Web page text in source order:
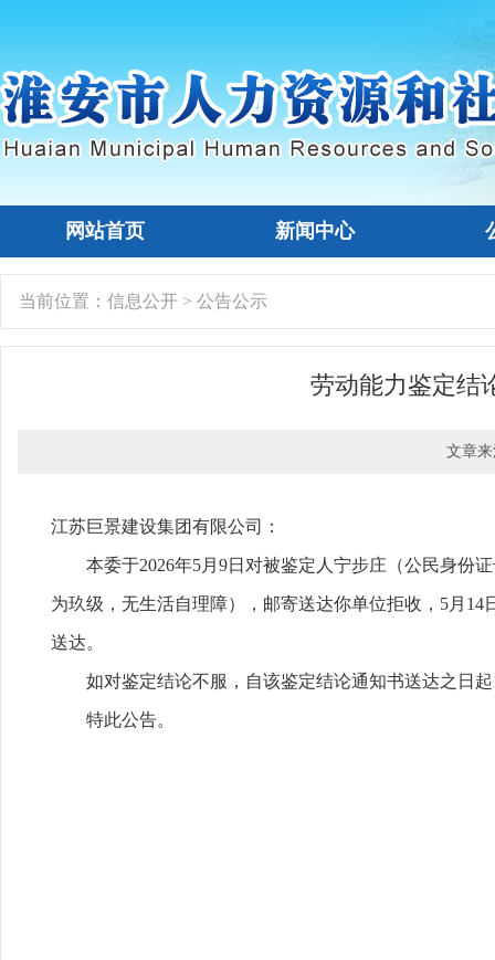
网站首页 新闻中心
当前位置： 信息公开 > 公告公示
劳动能力鉴定结
文章
江苏巨景建设集团有限公司：
本委于2026年5月9日对被鉴定人宁步庄（公民身份
为玖级，无生活自理障），邮寄送达你单位拒收，5月
送达。
如对鉴定结论不服，自该鉴定结论通知书送达之日
特此公告。